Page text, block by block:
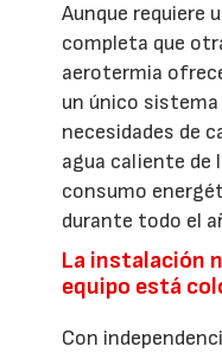
Aunque requiere
completa que
aerotermia
un único sistema
necesidades de
agua caliente de
consumo
durante todo el
La instalación
equipo está
Con